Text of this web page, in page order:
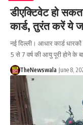
डीएक्टिवेट हो
कार्ड, तुरंत करें ये
नई दिल्ली। आधार कार्ड
5 से 7 वर्ष की आयु पूरी होने के
TheNewswala June 8,